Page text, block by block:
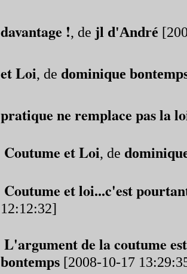
davantage !, de jl d'André
et Loi, de dominique
pratique ne remplace pas la
Coutume et Loi, de
Coutume et loi...c'est
12:12:32]
L'argument de la coutume
bontemps[2008-10-17